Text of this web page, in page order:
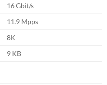
16 Gbit/s
11.9 Mpps
8K
9 KB